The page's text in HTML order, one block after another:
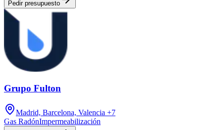
Pedir presupuesto
Grupo Fulton
Madrid, Barcelona, Valencia +7
Gas RadónImpermeabilización